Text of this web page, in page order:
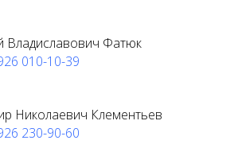
Владиславович Фатюк
010-10-39
Николаевич Клементьев
230-90-60